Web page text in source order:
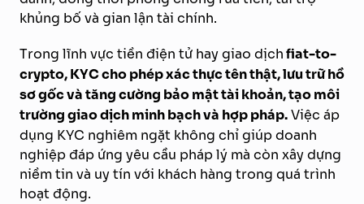
khủng bố và gian lận tài chính.
Trong lĩnh vực tiền điện tử hay giao dịchfiat-to-
crypto, KYC cho phép xác thực tên thật, lưu trữ hồ
sơ gốc và tăng cường bảo mật tài khoản, tạo môi
trường giao dịch minh bạch và hợp pháp.Việc áp
dụng KYC nghiêm ngặt không chỉ giúp doanh
nghiệp đáp ứng yêu cầu pháp lý mà còn xây dựng
niềm tin và uy tín với khách hàng trong quá trình
hoạt động.